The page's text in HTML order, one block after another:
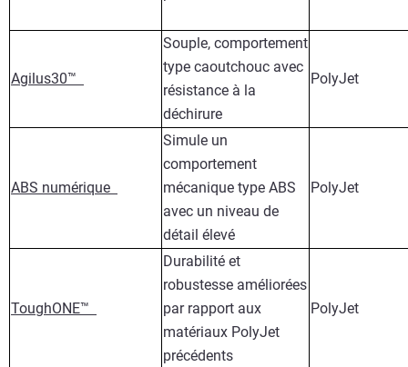
Agilus30™
Souple, comportement
type caoutchouc avec
résistance à la
déchirure
PolyJet
ABS numérique
Simule un
comportement
mécanique type ABS
avec un niveau de
détail élevé
PolyJet
ToughONE™
Durabilité et
robustesse améliorées
par rapport aux
matériaux PolyJet
précédents
PolyJet